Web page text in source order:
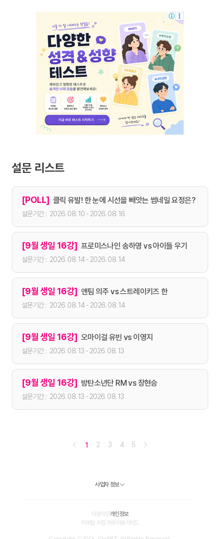
설문 리스트
[POLL] 클릭 유발! 한 눈에 시선을 빼앗는 썸네일 요정은?
2026. 08. 10 - 2026. 08. 16
[9월 생일 16강] 프로미스나인 송하영 vs 아이들 우기
2026. 08. 14 - 2026. 08. 14
[9월 생일 16강] 앤팀 의주 vs 스트레이키즈 한
2026. 08. 14 - 2026. 08. 14
[9월 생일 16강] 오마이걸 유빈 vs 이영지
2026. 08. 13 - 2026. 08. 13
[9월 생일 16강] 방탄소년단 RM vs 장현승
2026. 08. 13 - 2026. 08. 13
1 2 3 4 5
사업자 정보
이용약관개인정보
이메일 수집 거부이용가이드